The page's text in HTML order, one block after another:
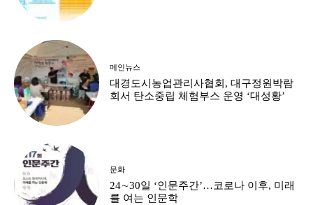
메인뉴스
대경도시농업관리사협회, 대구정원박람
회서 탄소중립 체험부스 운영 ‘대성황’
문화
24∼30일 ‘인문주간’…코로나 이후, 미래
를 여는 인문학